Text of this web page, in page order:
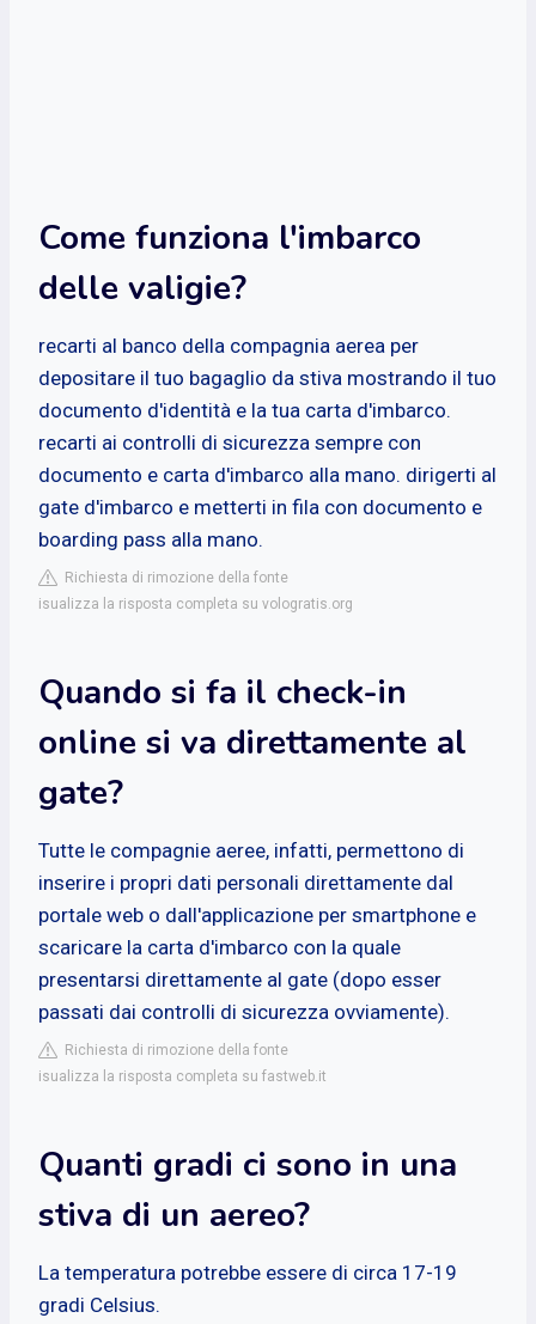
Come funziona l'imbarco
delle valigie?
recarti al banco della compagnia aerea per
depositare il tuo bagaglio da stiva mostrando il tuo
documento d'identità e la tua carta d'imbarco.
recarti ai controlli di sicurezza sempre con
documento e carta d'imbarco alla mano. dirigerti al
gate d'imbarco e metterti in fila con documento e
boarding pass alla mano.
Richiesta di rimozione della fonte
isualizza la risposta completa su vologratis.org
Quando si fa il check-in
online si va direttamente al
gate?
Tutte le compagnie aeree, infatti, permettono di
inserire i propri dati personali direttamente dal
portale web o dall'applicazione per smartphone e
scaricare la carta d'imbarco con la quale
presentarsi direttamente al gate (dopo esser
passati dai controlli di sicurezza ovviamente).
Richiesta di rimozione della fonte
isualizza la risposta completa su fastweb.it
Quanti gradi ci sono in una
stiva di un aereo?
La temperatura potrebbe essere di circa 17-19
gradi Celsius.